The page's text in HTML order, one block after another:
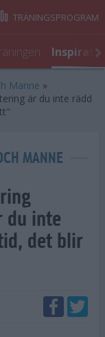
TRÄNINGSPROGRAM
Manne »
är du inte rädd
MANNE
du inte
det blir